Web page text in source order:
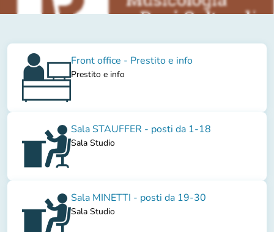
Front office - Prestito e info
Prestito e info
Sala STAUFFER - posti da 1-18
Sala Studio
Sala MINETTI - posti da 19-30
Sala Studio